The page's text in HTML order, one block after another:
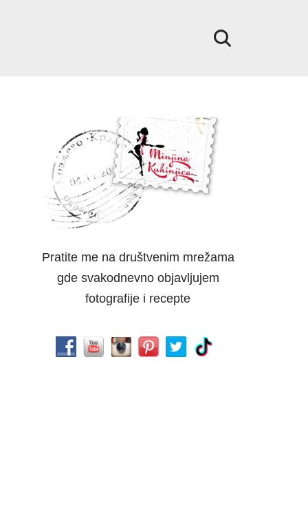
Pratite me na društvenim mrežama
gde svakodnevno objavljujem
fotografije i recepte